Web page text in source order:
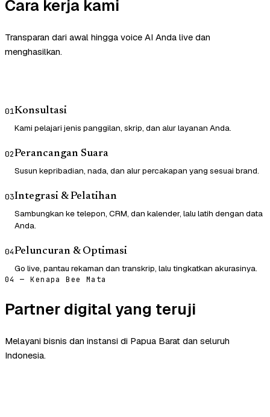
Cara kerja kami
Transparan dari awal hingga voice AI Anda live dan
menghasilkan.
01Konsultasi
Kami pelajari jenis panggilan, skrip, dan alur layanan Anda.
02Perancangan Suara
Susun kepribadian, nada, dan alur percakapan yang sesuai brand.
03Integrasi & Pelatihan
Sambungkan ke telepon, CRM, dan kalender, lalu latih dengan data
Anda.
04Peluncuran & Optimasi
Go live, pantau rekaman dan transkrip, lalu tingkatkan akurasinya.
04 — Kenapa Bee Mata
Partner digital yang teruji
Melayani bisnis dan instansi di Papua Barat dan seluruh
Indonesia.